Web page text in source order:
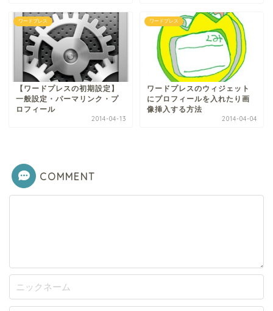
ワードプレス
【ワードプレスの初期設定】
一般設定・パーマリンク・プ
ロフィール
2014-04-13
ワードプレス
ワードプレスのウィジェット
にプロフィールを入れたり画
像挿入する方法
2014-04-04
COMMENT